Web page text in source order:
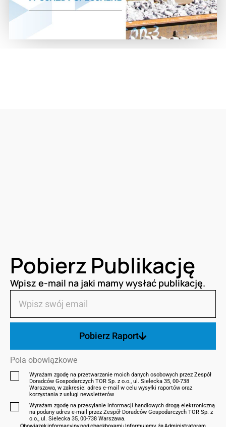
Pobierz Publikację
Wpisz e-mail na jaki mamy wysłać publikację.
Wyrażam zgodę na przetwarzanie moich danych osobowych przez Zespół
Doradców Gospodarczych TOR Sp. z o.o., ul. Sielecka 35, 00-738
Warszawa, w zakresie: adres e‑mail w celu wysyłki raportów oraz
korzystania z usługi newsletterów
Wyrażam zgodę na przesyłanie informacji handlowych drogą elektroniczną
na podany adres e-mail przez Zespół Doradców Gospodarczych TOR Sp. z
o.o., ul. Sielecka 35, 00-738 Warszawa.
Pola obowiązkowe
Pobierz Raport